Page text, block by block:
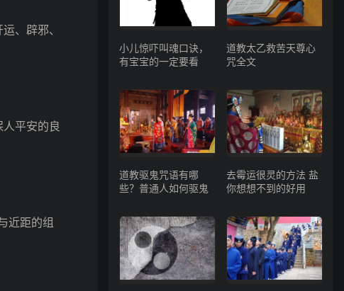
、辟邪、
平安的良
近距的组
小儿惊吓叫魂口诀，
有宝宝的一定要看
道教太乙救苦天尊心
咒全文
道教驱鬼咒语有哪
些？普通人如何驱鬼
去霉运很灵的方法 盐
你想想不到的好用